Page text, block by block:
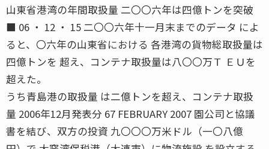
山東省港湾の年間取扱量 二〇〇六年は四億トンを突破
■ 06 ・ 12 ・ 15 二〇〇六年十一月末までのデータ によ
ると、〇六年の山東省における 各港湾の貨物総取扱量は
四億トンを 超え、コンテナ取扱量は八〇〇万Ｔ ＥＵを
超えた。
うち青島港の取扱量 は二億トンを超え、コンテナ取扱
量 2006年12月発表分 67 FEBRUARY 2007 園公司と協議
書を結び、双方の投資 九〇〇〇万米ドル（一〇八億